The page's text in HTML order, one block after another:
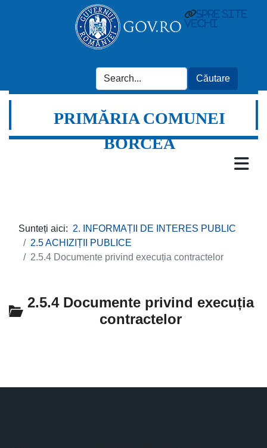
spre site
vechi
PRIMĂRIA COMUNEI
BORCEA
Sunteți aici: 2. INFORMAȚII DE INTERES PUBLIC
2.5 ACHIZIȚII PUBLICE
2.5.4 Documente privind execuția contractelor
2.5.4 Documente privind execuția
contractelor